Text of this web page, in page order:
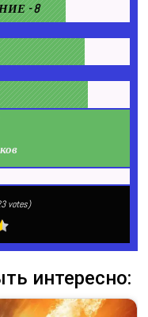
- 8
votes)
интересно: